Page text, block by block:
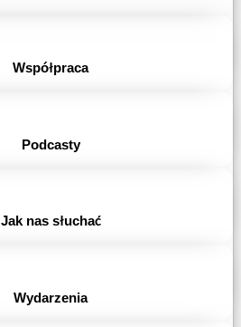
Współpraca
Podcasty
Jak nas słuchać
Wydarzenia